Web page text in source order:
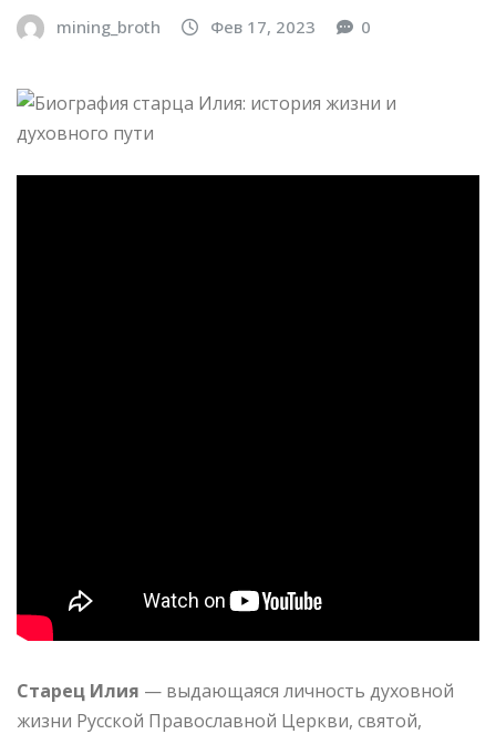
mining_broth Фев 17, 2023 0
Старец Илия — выдающаяся личность духовной
жизни Русской Православной Церкви, святой,